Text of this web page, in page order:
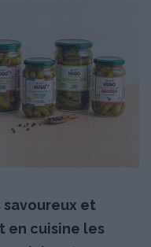
savoureux et
en cuisine les